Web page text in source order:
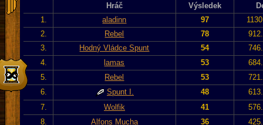
Hráč Výsledek
1.
aladinn 97
2.
Rebel 78
3.
Hodný Vládce Spunt 54
4.
lamas 53
5.
Rebel 53
6.
Spunt I. 48
7.
Wolfik 41
8.
Alfons Mucha 36